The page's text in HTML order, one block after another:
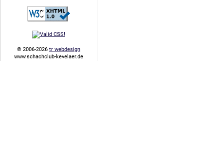
© 2006-2026 tr webdesign
www.schachclub-kevelaer.de